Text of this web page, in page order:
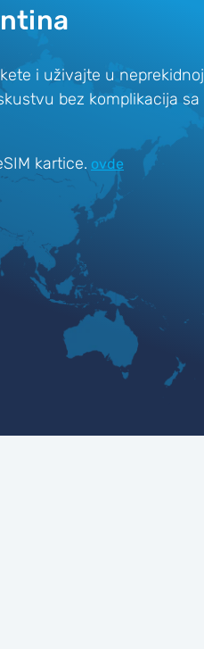
i uživajte u neprekidnoj
bez komplikacija sa
kartice. ovde